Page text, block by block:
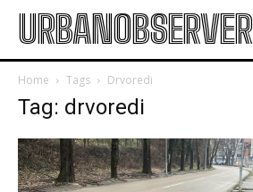
URBANOBSERVER
Home Tags Drvoredi
Tag: drvoredi